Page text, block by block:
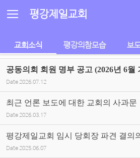
평강제일교회
교회소식 평강의참모습 보
공동의회 회원 명부 공고 (2026년 6월
Date 2026.07.12
최근 언론 보도에 대한 교회의 사과문
Date 2026.03.17
평강제일교회 임시 당회장 파견 결의
Date 2025.06.07